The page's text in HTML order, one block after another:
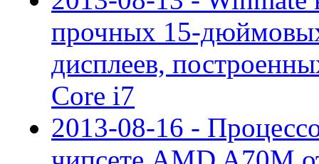
прочных 15-
дисплеев,
Core i7
2013-08-16 -